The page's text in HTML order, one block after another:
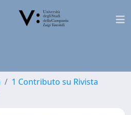
1 Contributo su Rivista